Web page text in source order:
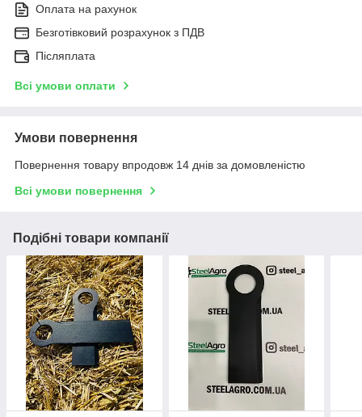
Оплата на рахунок
Безготівковий розрахунок з ПДВ
Післяплата
Всі умови оплати
Умови повернення
Повернення товару впродовж 14 днів за домовленістю
Всі умови повернення
Подібні товари компанії